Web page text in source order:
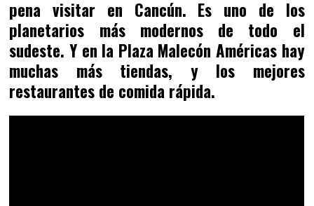
pena visitar en Cancún. Es uno de los
planetarios más modernos de todo el
sudeste. Y en la Plaza Malecón Américas hay
muchas más tiendas, y los mejores
restaurantes de comida rápida.